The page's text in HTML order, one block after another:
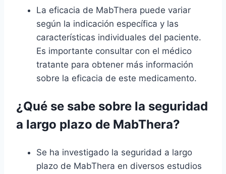
La eficacia de MabThera puede variar
según la indicación específica y las
características individuales del paciente.
Es importante consultar con el médico
tratante para obtener más información
sobre la eficacia de este medicamento.
¿Qué se sabe sobre la seguridad
a largo plazo de MabThera?
Se ha investigado la seguridad a largo
plazo de MabThera en diversos estudios